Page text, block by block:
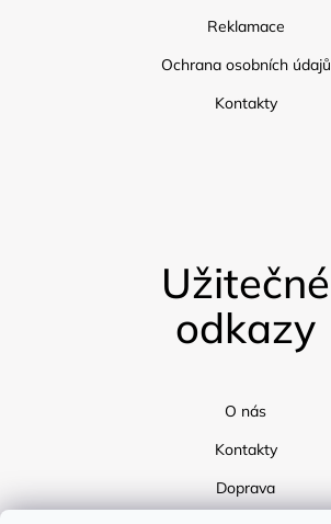
Reklamace
Ochrana osobních údajů
Kontakty
Užitečné
odkazy
O nás
Kontakty
Doprava